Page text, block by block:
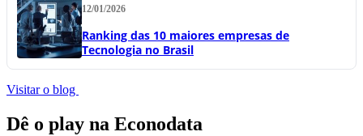
12/01/2026
Ranking das 10 maiores empresas de
Tecnologia no Brasil
Visitar o blog
Dê o play na Econodata